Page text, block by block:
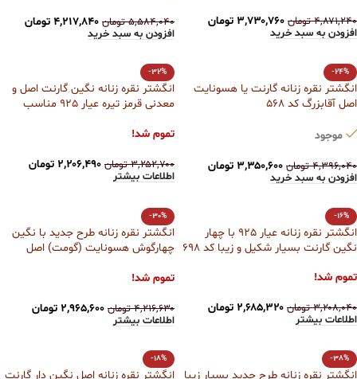
۴,۸۷۱,۲۴۰ تومان ۳,۷۳۰,۷۶۰ تومان
افزودن به سبد خرید
۵,۵۸۴,۰۴۰ تومان ۴,۲۱۷,۸۴۰ تومان
افزودن به سبد خرید
-24%
انگشتر نقره زنانه گارنت یا هسونایت
اصل آقابزرگ کد 568
موجود
۴,۳۹۶,۰۴۰ تومان ۳,۳۵۰,۶۰۰ تومان
افزودن به سبد خرید
-32%
انگشتر نقره زنانه نگین گارنت اصل و
معدنی قرمز تیره عیار 925 مناسب
تموم شد!
۳,۲۵۲,۷۰۰ تومان ۲,۲۰۶,۴۹۰ تومان
اطلاعات بیشتر
-16%
انگشتر نقره زنانه عیار 925 با چهار
نگین گارنت بسیار شکیل و زیبا کد 698
تموم شد!
۳,۲۰۸,۰۴۰ تومان ۲,۶۸۵,۳۲۰ تومان
اطلاعات بیشتر
-30%
انگشتر نقره زنانه طرح جدید با نگین
چهارگوش هسونایت (گومت) اصل
تموم شد!
۴,۲۱۶,۶۳۰ تومان ۲,۹۶۵,۶۰۰ تومان
اطلاعات بیشتر
-38%
انگشتر نقره زنانه طرح جدید بسیار زیبا
-18%
انگشتر نقره زنانه اصل نگین دار گارنت